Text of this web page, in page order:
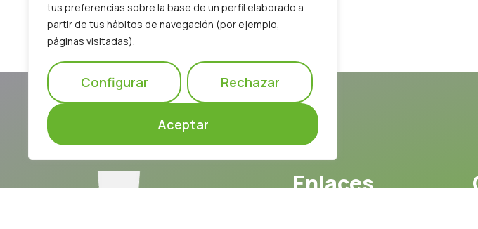
tus preferencias sobre la base de un perfil elaborado a
partir de tus hábitos de navegación (por ejemplo,
páginas visitadas).
Configurar Rechazar
Aceptar
Enlaces